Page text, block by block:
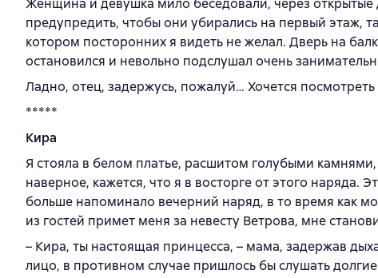
Женщина и девушка мило беседовали, через открытые
предупредить, чтобы они убирались на первый этаж,
котором посторонних я видеть не желал. Дверь на
остановился и невольно подслушал очень
Ладно, отец, задержусь, пожалуй… Хочется посмотреть
*****
Кира
Я стояла в белом платье, расшитом голубыми
наверное, кажется, что я в восторге от этого наряда.
больше напоминало вечерний наряд, в то время как
из гостей примет меня за невесту Ветрова, мне
– Кира, ты настоящая принцесса, – мама, задержав
лицо, в противном случае пришлось бы слушать